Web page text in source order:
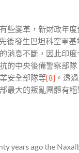
些變革，新財政年
後發生巴坦科空軍
消息不斷，因此印
的中央後備警察部隊
安全部隊等[8] 。透
最大的叛亂團體有
years ago the